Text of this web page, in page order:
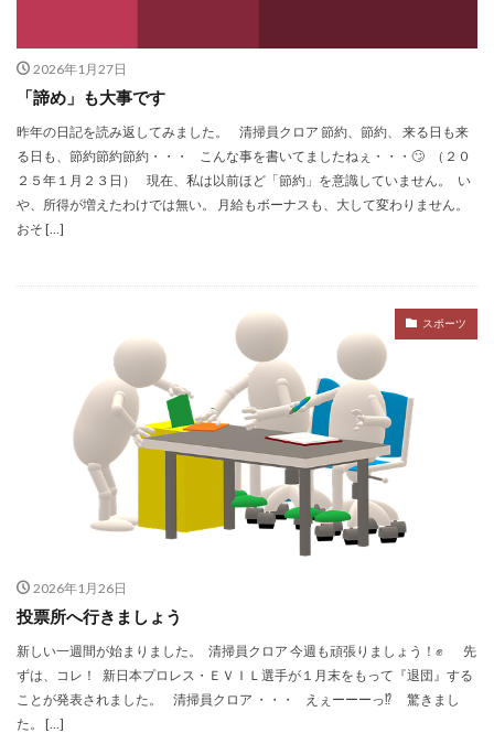
2026年1月27日
「諦め」も大事です
昨年の日記を読み返してみました。 清掃員クロア 節約、節約、 来る日も来
る日も、節約節約節約・・・ こんな事を書いてましたねぇ・・・🙄 （２０
２５年１月２３日） 現在、私は以前ほど「節約」を意識していません。 い
や、所得が増えたわけでは無い。 月給もボーナスも、大して変わりません。
おそ […]
スポーツ
2026年1月26日
投票所へ行きましょう
新しい一週間が始まりました。 清掃員クロア 今週も頑張りましょう！✊ 先
ずは、コレ！ 新日本プロレス・ＥＶＩＬ選手が１月末をもって『退団』する
ことが発表されました。 清掃員クロア ・・・ えぇーーーっ⁉︎ 驚きまし
た。 […]